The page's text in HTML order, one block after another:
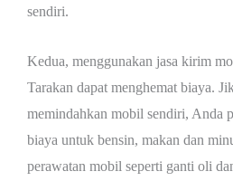
sendiri.
Kedua, menggunakan jasa kirim
Tarakan dapat menghemat biaya.
memindahkan mobil sendiri, Anda
biaya untuk bensin, makan dan
perawatan mobil seperti ganti oli